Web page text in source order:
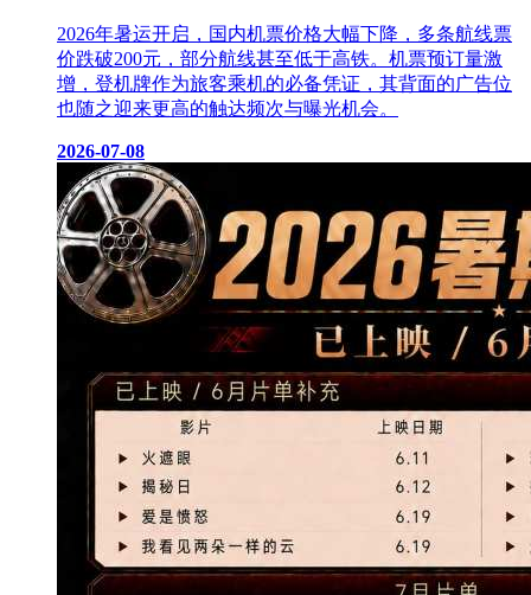
2026年暑运开启，国内机票价格大幅下降，多条航线票
价跌破200元，部分航线甚至低于高铁。机票预订量激
增，登机牌作为旅客乘机的必备凭证，其背面的广告位
也随之迎来更高的触达频次与曝光机会。
2026-07-08